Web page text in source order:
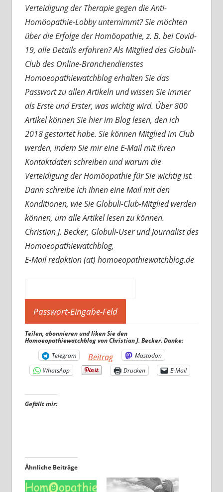
Verteidigung der Therapie gegen die Anti-
Homöopathie-Lobby unternimmt? Sie möchten
über die Erfolge der Homöopathie, z. B. bei Covid-
19, alle Details erfahren? Als Mitglied des Globuli-
Club des Online-Branchendienstes
Homoeopathiewatchblog erhalten Sie das
Passwort zu allen Artikeln und wissen Sie immer
als Erste und Erster, was wichtig wird. Über 800
Artikel können Sie hier im Blog lesen, den ich
2018 gestartet habe. Sie können Mitglied im Club
werden, indem Sie mir eine E-Mail mit Ihren
Kontaktdaten schreiben und warum die
Verteidigung der Homöopathie für Sie wichtig ist.
Dann schreibe ich Ihnen eine Mail mit den
Konditionen, wie Sie Globuli-Club-Mitglied werden
können, um alle Artikel lesen zu können.
Christian J. Becker, Globuli-User und Journalist des
Homoeopathiewatchblog,
E-Mail redaktion (at) homoeopathiewatchblog.de
Teilen, abonnieren und liken Sie den
Homoeopathiewatchblog von Christian J. Becker. Danke:
Telegram
Beitrag
Mastodon
WhatsApp
Drucken E-Mail
Gefällt mir:
Ähnliche Beiträge